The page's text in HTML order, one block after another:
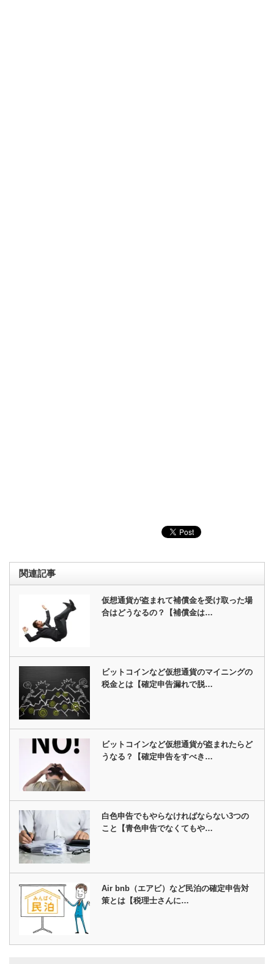
関連記事
仮想通貨が盗まれて補償金を受け取った場
合はどうなるの？【補償金は…
ビットコインなど仮想通貨のマイニングの
税金とは【確定申告漏れで脱…
ビットコインなど仮想通貨が盗まれたらど
うなる？【確定申告をすべき…
白色申告でもやらなければならない3つの
こと【青色申告でなくてもや…
Air bnb（エアビ）など民泊の確定申告対
策とは【税理士さんに…